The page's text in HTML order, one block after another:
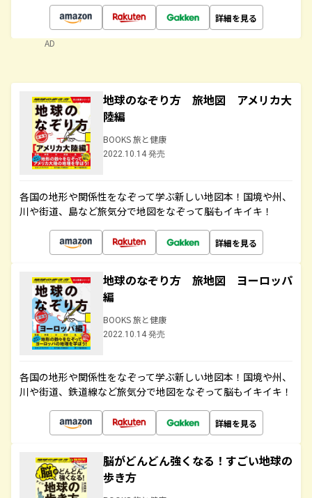
詳細を見る
AD
地球のなぞり方 旅地図 アメリカ大
陸編
BOOKS 旅と健康
2022.10.14 発売
各国の地形や関係性をなぞって学ぶ新しい地図本！国境や州、
川や街道、島など旅気分で地図をなぞって脳もイキイキ！
詳細を見る
地球のなぞり方 旅地図 ヨーロッパ
編
BOOKS 旅と健康
2022.10.14 発売
各国の地形や関係性をなぞって学ぶ新しい地図本！国境や州、
川や街道、鉄道線など旅気分で地図をなぞって脳もイキイキ！
詳細を見る
脳がどんどん強くなる！すごい地球の
歩き方